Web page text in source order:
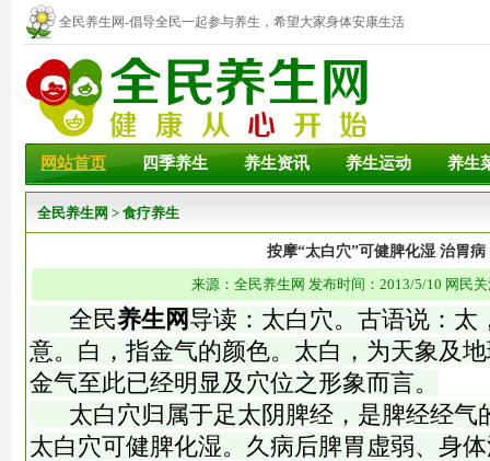
全民养生网-倡导全民一起参与养生，希望大家身体安康生活
幸福！
网站首页 四季养生 养生资讯 养生运动 养生
全民养生网 > 食疗养生
按摩“太白穴”可健脾化湿 治胃病
来源：全民养生网 发布时间：2013/5/10 网民
全民养生网 导读：太白穴。古语说：太
意。白，指金气的颜色。太白，为天象及
金气至此已经明显及穴位之形象而言。
太白穴归属于足太阴脾经，是脾经经气
太白穴可健脾化湿。久病后脾胃虚弱、身